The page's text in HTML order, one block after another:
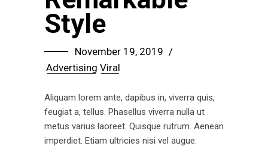
Style
November 19, 2019
Advertising Viral
Aliquam lorem ante, dapibus in, viverra quis,
feugiat a, tellus. Phasellus viverra nulla ut
metus varius laoreet. Quisque rutrum. Aenean
imperdiet. Etiam ultricies nisi vel augue.